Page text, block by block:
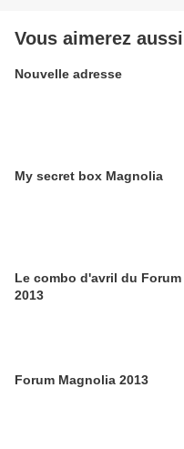
Vous aimerez aussi
Nouvelle adresse
My secret box Magnolia
Le combo d'avril du
2013
Forum Magnolia 2013